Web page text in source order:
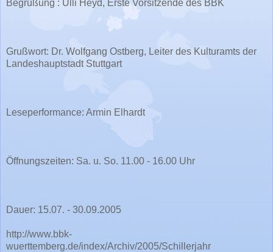
Begrüßung : Ulli Heyd, Erste Vorsitzende des BBK
Grußwort: Dr. Wolfgang Ostberg, Leiter des Kulturamts der
Landeshauptstadt Stuttgart
Leseperformance: Armin Elhardt
Öffnungszeiten: Sa. u. So. 11.00 - 16.00 Uhr
Dauer: 15.07. - 30.09.2005
http://www.bbk-
wuerttemberg.de/index/Archiv/2005/Schillerjahr